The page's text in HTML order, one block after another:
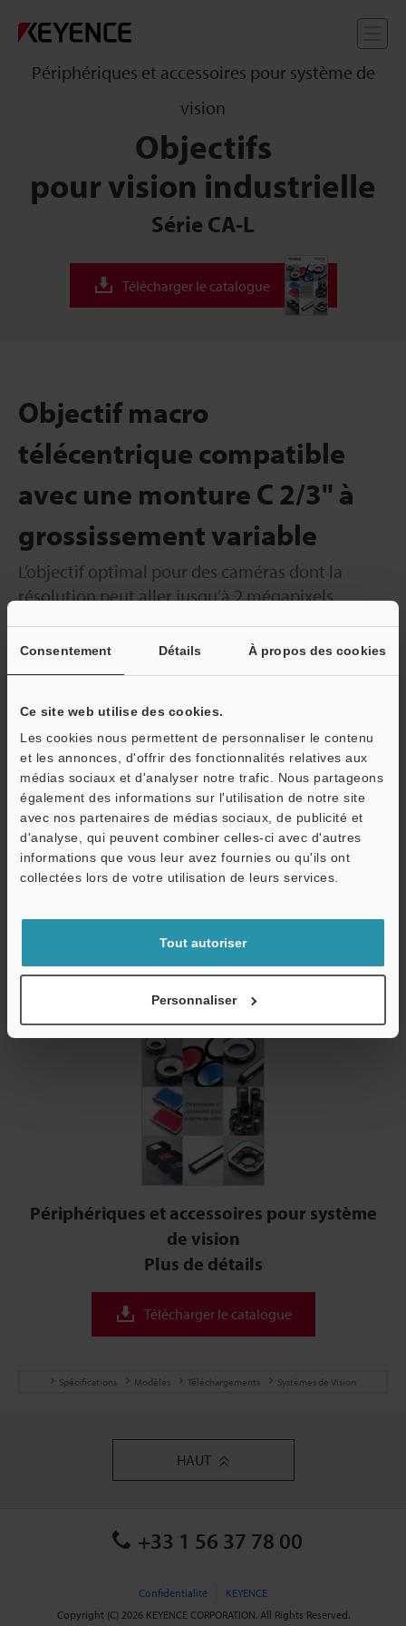
Consentement Détails À propos des cookies
Ce site web utilise des cookies.
Les cookies nous permettent de personnaliser le contenu
et les annonces, d'offrir des fonctionnalités relatives aux
médias sociaux et d'analyser notre trafic. Nous partageons
également des informations sur l'utilisation de notre site
avec nos partenaires de médias sociaux, de publicité et
d'analyse, qui peuvent combiner celles-ci avec d'autres
informations que vous leur avez fournies ou qu'ils ont
collectées lors de votre utilisation de leurs services.
Tout autoriser
Personnaliser
Objectifs
pour vision industrielle
Périphériques et accessoires pour système de
vision
Série CA-L
Télécharger le catalogue
Modèles
Objectif macro
télécentrique compatible
avec une monture C 2/3" à
grossissement variable
L’objectif optimal pour des caméras dont la
résolution peut aller jusqu’à 2 mégapixels
CA-LM
Cet objectif télécentrique compact, à grossissement variable,
prend en charge les images 2/3". Il peut ainsi être utilisé pour
les mesures dimensionnelles mais aussi dans de nombreux
contrôles d’aspect.
Périphériques et accessoires pour système
de vision
Plus de détails
Télécharger le catalogue
Spécifications Modèles Téléchargements Systèmes de Vision
HAUT
+33 1 56 37 78 00
Copyright (C) 2026 KEYENCE CORPORATION. All Rights Reserved.
Confidentialité KEYENCE